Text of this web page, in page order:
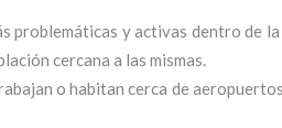
problemáticas y activas dentro de
cercana a las mismas.
o habitan cerca de